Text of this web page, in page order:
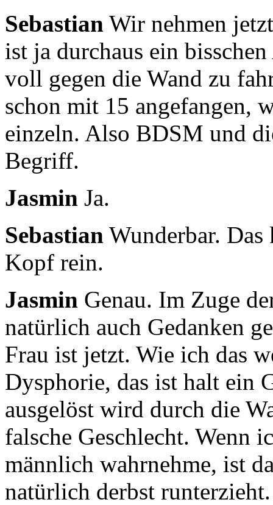
Sebastian Wir nehmen
ist ja durchaus ein bisschen
voll gegen die Wand zu
schon mit 15 angefangen,
einzeln. Also BDSM und
Begriff.
Jasmin Ja.
Sebastian Wunderbar. Das
Kopf rein.
Jasmin Genau. Im Zuge
natürlich auch Gedanken
Frau ist jetzt. Wie ich das
Dysphorie, das ist halt ein
ausgelöst wird durch die
falsche Geschlecht. Wenn
männlich wahrnehme, ist
natürlich derbst runterzieht.